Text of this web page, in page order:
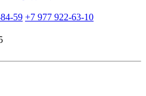
59 +7 977 922-63-10